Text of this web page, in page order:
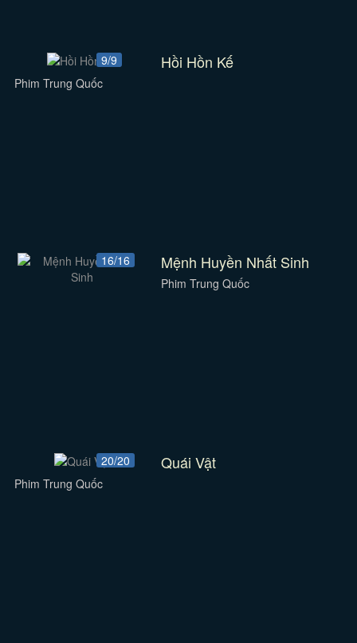
9/9 Hồi Hồn Kế
Phim Trung Quốc
16/16 Mệnh Huyền Nhất Sinh
Phim Trung Quốc
20/20 Quái Vật
Phim Trung Quốc